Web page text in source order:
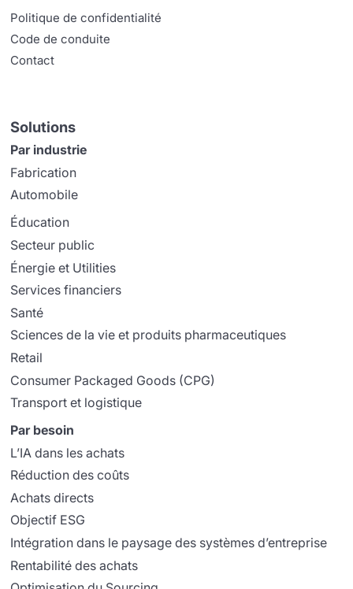
Politique de confidentialité
Code de conduite
Contact
Solutions
Par industrie
Fabrication
Automobile
Éducation
Secteur public
Énergie et Utilities
Services financiers
Santé
Sciences de la vie et produits pharmaceutiques
Retail
Consumer Packaged Goods (CPG)
Transport et logistique
Par besoin
L’IA dans les achats
Réduction des coûts
Achats directs
Objectif ESG
Intégration dans le paysage des systèmes d’entreprise
Rentabilité des achats